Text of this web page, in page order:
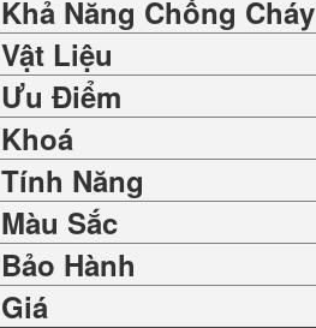
Khả Năng Chống Cháy
Vật Liệu
Ưu Điểm
Khoá
Tính Năng
Màu Sắc
Bảo Hành
Giá